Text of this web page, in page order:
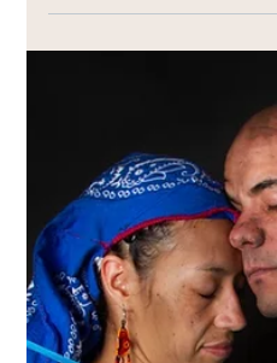
CulturArte
29 jun